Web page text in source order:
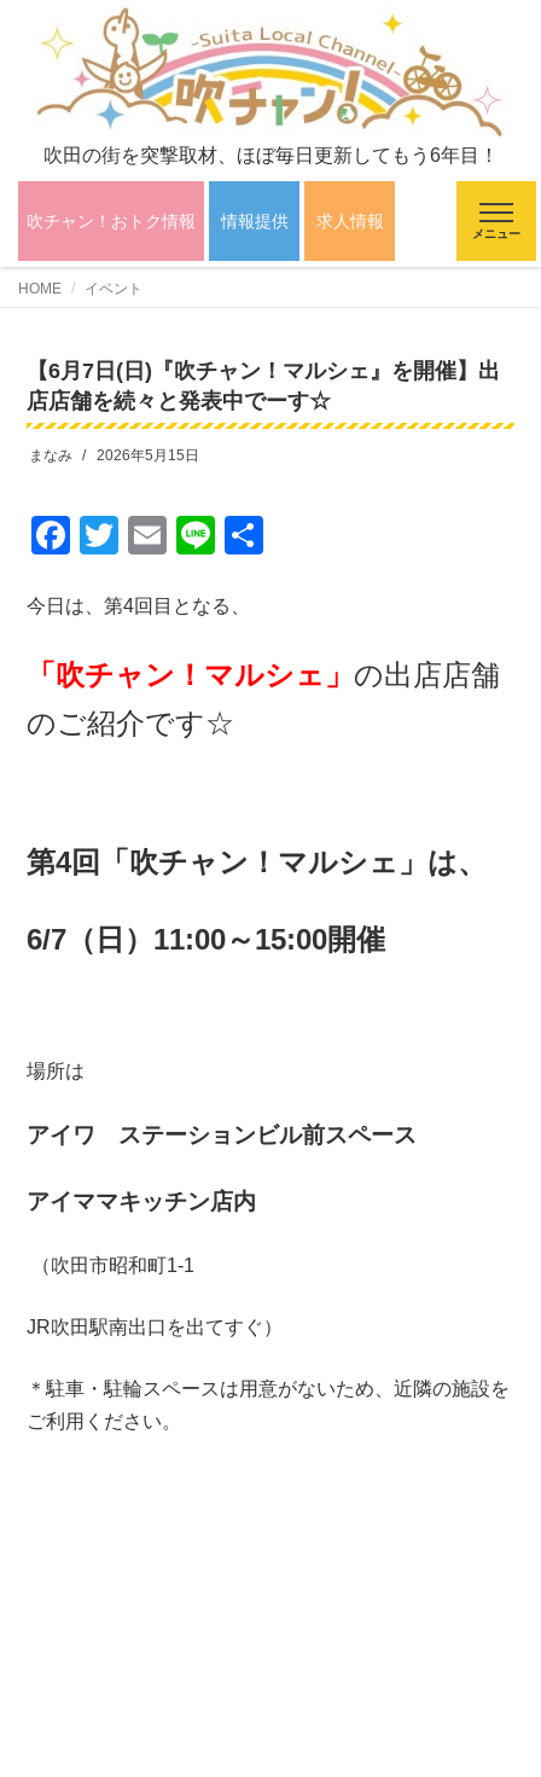
吹田の街を突撃取材、ほぼ毎日更新してもう6年目！
吹チャン！おトク情報 情報提供 求人情報
メニュー
HOME イベント
【6月7日(日)『吹チャン！マルシェ』を開催】出
店店舗を続々と発表中でーす☆
まなみ 2026年5月15日
F
c
e
b
o
T
tt
E
ail
Li
e
今日は、第4回目となる、
「吹チャン！マルシェ」 の出店店舗
のご紹介です☆
第4回「吹チャン！マルシェ」は、
6/7（日）11:00～15:00開催
場所は
アイワ ステーションビル前スペース
アイママキッチン店内
（吹田市昭和町1-1
JR吹田駅南出口を出てすぐ）
＊駐車・駐輪スペースは用意がないため、近隣の施設を
ご利用ください。